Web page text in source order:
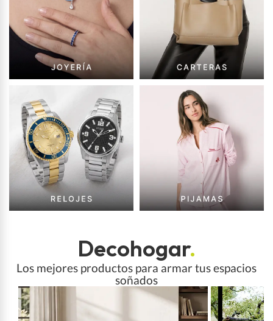
Decohogar.
Los mejores productos para armar tus espacios
soñados